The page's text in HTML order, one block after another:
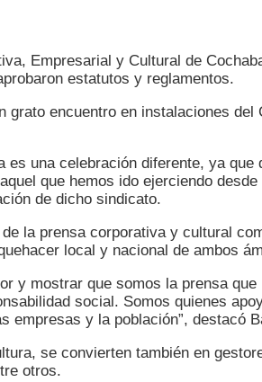
Empresarial y Cultural de
estatutos y reglamentos.
encuentro en instalaciones
es una celebración diferente, ya
que hemos ido ejerciendo
de dicho sindicato.
la prensa corporativa y cultural
local y nacional de ambos
y mostrar que somos la prensa
social. Somos quienes
empresas y la población”, destacó
se convierten también en
otros.